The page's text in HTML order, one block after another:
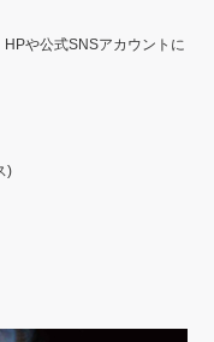
や公式SNSアカウントに
)